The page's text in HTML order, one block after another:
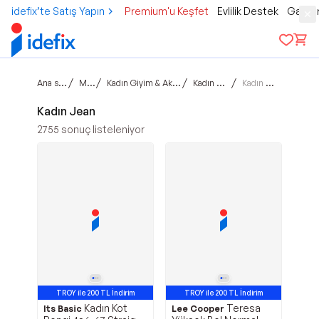
idefix’te Satış Yapın Premium'u Keşfet Evlilik Destek
Ana sayfa / Moda / Kadın Giyim & Aksesuar / Kadın Giyim / Kadın Jean
Kadın Jean
2755 sonuç listeleniyor
TROY ile 200 TL İndirim
Its Basic Kadın Kot
TROY ile 200 TL İndirim
Lee Cooper Teresa